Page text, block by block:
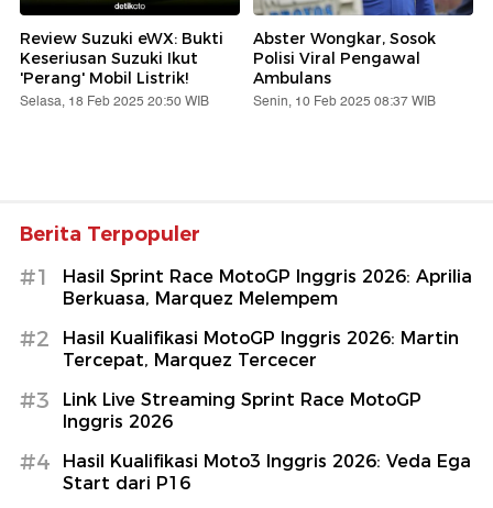
Review Suzuki eWX: Bukti
Keseriusan Suzuki Ikut
'Perang' Mobil Listrik!
Selasa, 18 Feb 2025 20:50 WIB
Abster Wongkar, Sosok
Polisi Viral Pengawal
Ambulans
Senin, 10 Feb 2025 08:37 WIB
Berita Terpopuler
#1
Hasil Sprint Race MotoGP Inggris 2026: Aprilia
Berkuasa, Marquez Melempem
#2
Hasil Kualifikasi MotoGP Inggris 2026: Martin
Tercepat, Marquez Tercecer
#3
Link Live Streaming Sprint Race MotoGP
Inggris 2026
#4
Hasil Kualifikasi Moto3 Inggris 2026: Veda Ega
Start dari P16